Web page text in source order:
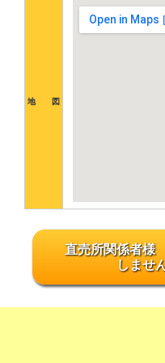
地 図
直売所関係者様
しませ